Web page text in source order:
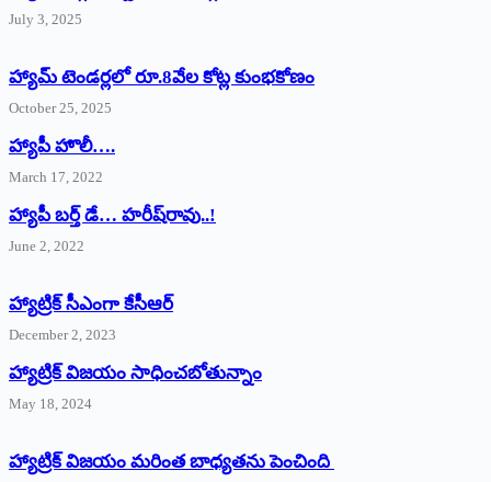
July 3, 2025
హ్యామ్‌ ‌టెండర్లలో రూ.8వేల కోట్ల కుంభకోణం
October 25, 2025
హ్యాపీ హొలీ….
March 17, 2022
హ్యాపీ బర్త్ ‌డే… హరీష్‌రావు..!
June 2, 2022
హ్యాట్రిక్‌ ‌సీఎంగా కేసీఆర్‌
December 2, 2023
హ్యాట్రిక్‌ విజయం సాధించబోతున్నాం
May 18, 2024
హ్యాట్రిక్ విజయం మరింత బాధ్యతను పెంచింది